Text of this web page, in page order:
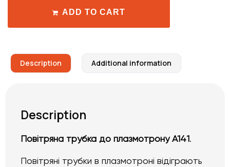
ADD TO CART
Description Additional information
Description
Повітряна трубка до плазмотрону A141.
Повітряні трубки в плазмотроні відіграють